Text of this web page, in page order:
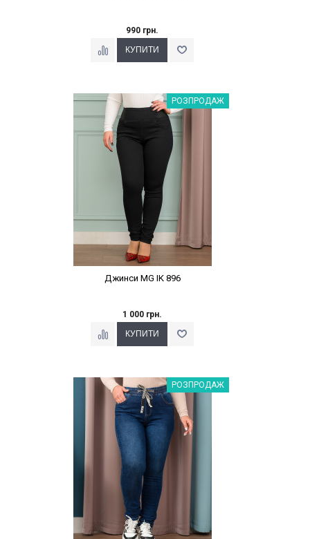
990 грн.
Наклейки Варіант з %РОЗПРОДАЖ
Джинси MG IK 896
1 000 грн.
Наклейки Варіант з %РОЗПРОДАЖ